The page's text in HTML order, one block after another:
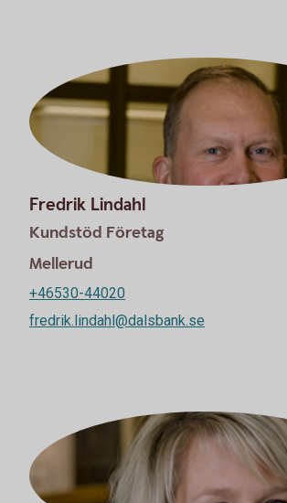
Fredrik Lindahl
Kundstöd Företag
Mellerud
+46530-44020
fredrik.lindahl@dalsbank.se